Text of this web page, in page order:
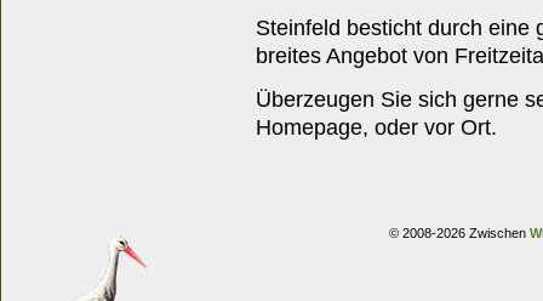
Steinfeld besticht durch eine
breites Angebot von
Überzeugen Sie sich gerne
Homepage, oder vor Ort.
© 2008-2026 Zwischen